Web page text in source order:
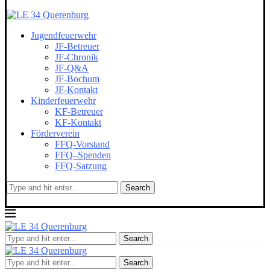
Jugendfeuerwehr
JF-Betreuer
JF-Chronik
JF-Q&A
JF-Bochum
JF-Kontakt
Kinderfeuerwehr
KF-Betreuer
KF-Kontakt
Förderverein
FFQ-Vorstand
FFQ–Spenden
FFQ-Satzung
Search
Search
Search